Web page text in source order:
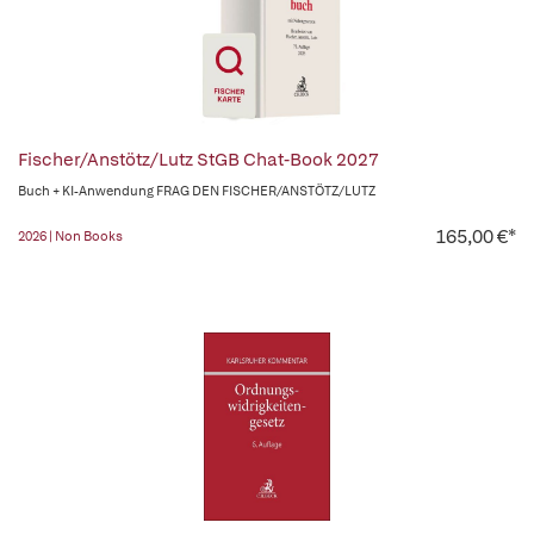
Fischer/Anstötz/Lutz StGB Chat-Book 2027
Buch + KI-Anwendung FRAG DEN FISCHER/ANSTÖTZ/LUTZ
2026 | Non Books 165,00 €*